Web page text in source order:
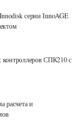
серии InnoAGE
СПК210 с
расчета и